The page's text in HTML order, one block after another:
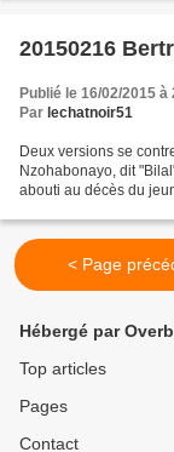
20150216
Publié le 16/02/2015 à
Par lechatnoir51
Deux versions se
Nzohabonayo, dit
abouti au décès du
< Page
Hébergé par
Top articles
Pages
Contact